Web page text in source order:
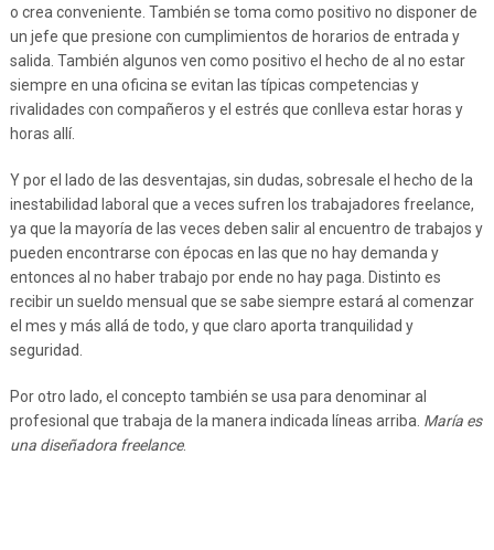
o crea conveniente. También se toma como positivo no disponer de
un jefe que presione con cumplimientos de horarios de entrada y
salida. También algunos ven como positivo el hecho de al no estar
siempre en una oficina se evitan las típicas competencias y
rivalidades con compañeros y el estrés que conlleva estar horas y
horas allí.
Y por el lado de las desventajas, sin dudas, sobresale el hecho de la
inestabilidad laboral que a veces sufren los trabajadores freelance,
ya que la mayoría de las veces deben salir al encuentro de trabajos y
pueden encontrarse con épocas en las que no hay demanda y
entonces al no haber trabajo por ende no hay paga. Distinto es
recibir un sueldo mensual que se sabe siempre estará al comenzar
el mes y más allá de todo, y que claro aporta tranquilidad y
seguridad.
Por otro lado, el concepto también se usa para denominar al
profesional que trabaja de la manera indicada líneas arriba. María es
una diseñadora freelance.